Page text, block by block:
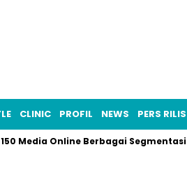
CLINIC PROFIL NEWS PERS RILIS
Media Online Berbagai Segmentasi